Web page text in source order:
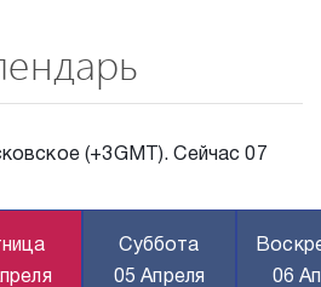
(+3GMT). Сейчас 07
Суббота
05 Апреля
06